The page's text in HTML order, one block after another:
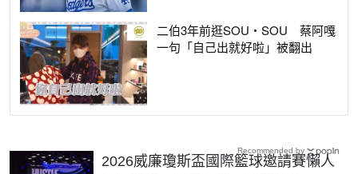
二伯3年前逛SOU‧SOU 蔡阿嘎
一句「自己出就好啦」被翻出
2026威廉瓊斯盃國際籃球邀請賽懶人
Recommended by